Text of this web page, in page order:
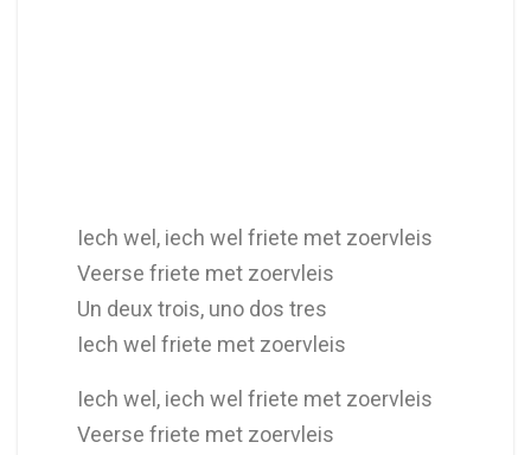
Iech wel, iech wel friete met zoervleis
Veerse friete met zoervleis
Un deux trois, uno dos tres
Iech wel friete met zoervleis
Iech wel, iech wel friete met zoervleis
Veerse friete met zoervleis